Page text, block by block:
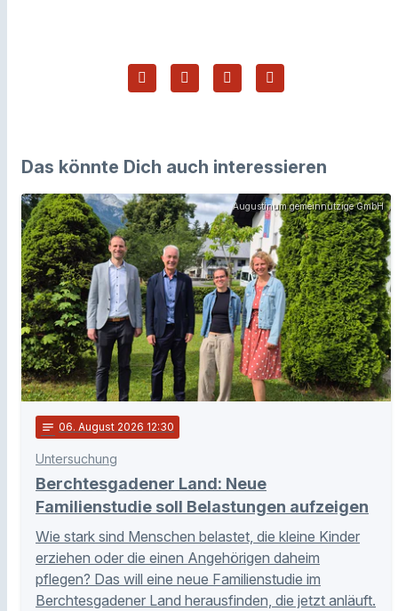
Das könnte Dich auch interessieren
Augustinum gemeinnützige GmbH
notes 06. August 2026 12:30
Untersuchung
Berchtesgadener Land: Neue
Familienstudie soll Belastungen aufzeigen
Wie stark sind Menschen belastet, die kleine Kinder
erziehen oder die einen Angehörigen daheim
pflegen? Das will eine neue Familienstudie im
Berchtesgadener Land herausfinden, die jetzt anläuft.